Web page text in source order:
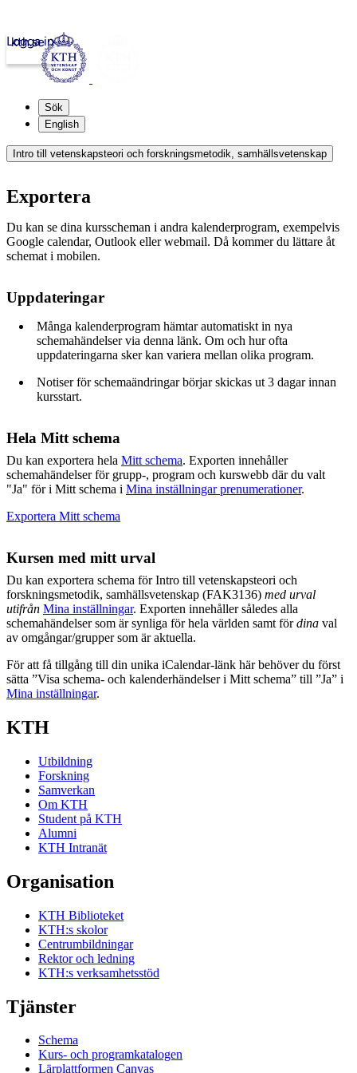
kth.se
Logga in
Sök
English
Intro till vetenskapsteori och forskningsmetodik, samhällsvetenskap
Exportera
Du kan se dina kursscheman i andra kalenderprogram, exempelvis
Google calendar, Outlook eller webmail. Då kommer du lättare åt
schemat i mobilen.
Uppdateringar
Många kalenderprogram hämtar automatiskt in nya
schemahändelser via denna länk. Om och hur ofta
uppdateringarna sker kan variera mellan olika program.
Notiser för schemaändringar börjar skickas ut 3 dagar innan
kursstart.
Hela Mitt schema
Du kan exportera hela Mitt schema. Exporten innehåller
schemahändelser för grupp-, program och kurswebb där du valt
"Ja" för i Mitt schema i Mina inställningar prenumerationer.
Exportera Mitt schema
Kursen med mitt urval
Du kan exportera schema för Intro till vetenskapsteori och
forskningsmetodik, samhällsvetenskap (FAK3136) med urval
utifrån Mina inställningar. Exporten innehåller således alla
schemahändelser som är synliga för hela världen samt fördina val
av omgångar/grupper som är aktuella.
För att få tillgång till din unika iCalendar-länk här behöver du först
sätta ”Visa schema- och kalenderhändelser i Mitt schema” till ”Ja” i
Mina inställningar.
KTH
Utbildning
Forskning
Samverkan
Om KTH
Student på KTH
Alumni
KTH Intranät
Organisation
KTH Biblioteket
KTH:s skolor
Centrumbildningar
Rektor och ledning
KTH:s verksamhetsstöd
Tjänster
Schema
Kurs- och programkatalogen
Lärplattformen Canvas